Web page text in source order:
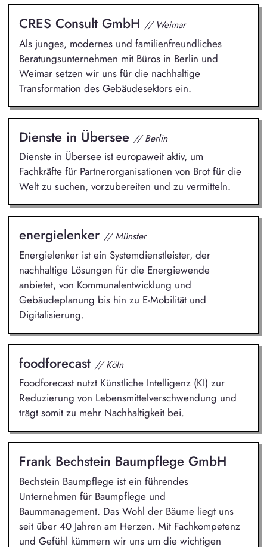
CRES Consult GmbH // Weimar
Als junges, modernes und familienfreundliches
Beratungsunternehmen mit Büros in Berlin und
Weimar setzen wir uns für die nachhaltige
Transformation des Gebäudesektors ein.
Dienste in Übersee // Berlin
Dienste in Übersee ist europaweit aktiv, um
Fachkräfte für Partnerorganisationen von Brot für die
Welt zu suchen, vorzubereiten und zu vermitteln.
energielenker // Münster
Energielenker ist ein Systemdienstleister, der
nachhaltige Lösungen für die Energiewende
anbietet, von Kommunalentwicklung und
Gebäudeplanung bis hin zu E-Mobilität und
Digitalisierung.
foodforecast // Köln
Foodforecast nutzt Künstliche Intelligenz (KI) zur
Reduzierung von Lebensmittelverschwendung und
trägt somit zu mehr Nachhaltigkeit bei.
Frank Bechstein Baumpflege GmbH
Bechstein Baumpflege ist ein führendes
Unternehmen für Baumpflege und
Baummanagement. Das Wohl der Bäume liegt uns
seit über 40 Jahren am Herzen. Mit Fachkompetenz
und Gefühl kümmern wir uns um die wichtigen